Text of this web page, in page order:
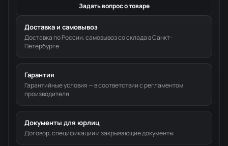
Задать вопрос о товаре
Доставка и самовывоз
Доставка по России, самовывоз со склада в Санкт-
Петербурге
Гарантия
Гарантийные условия — в соответствии с регламентом
производителя
Документы для юрлиц
Договор, спецификации и закрывающие документы